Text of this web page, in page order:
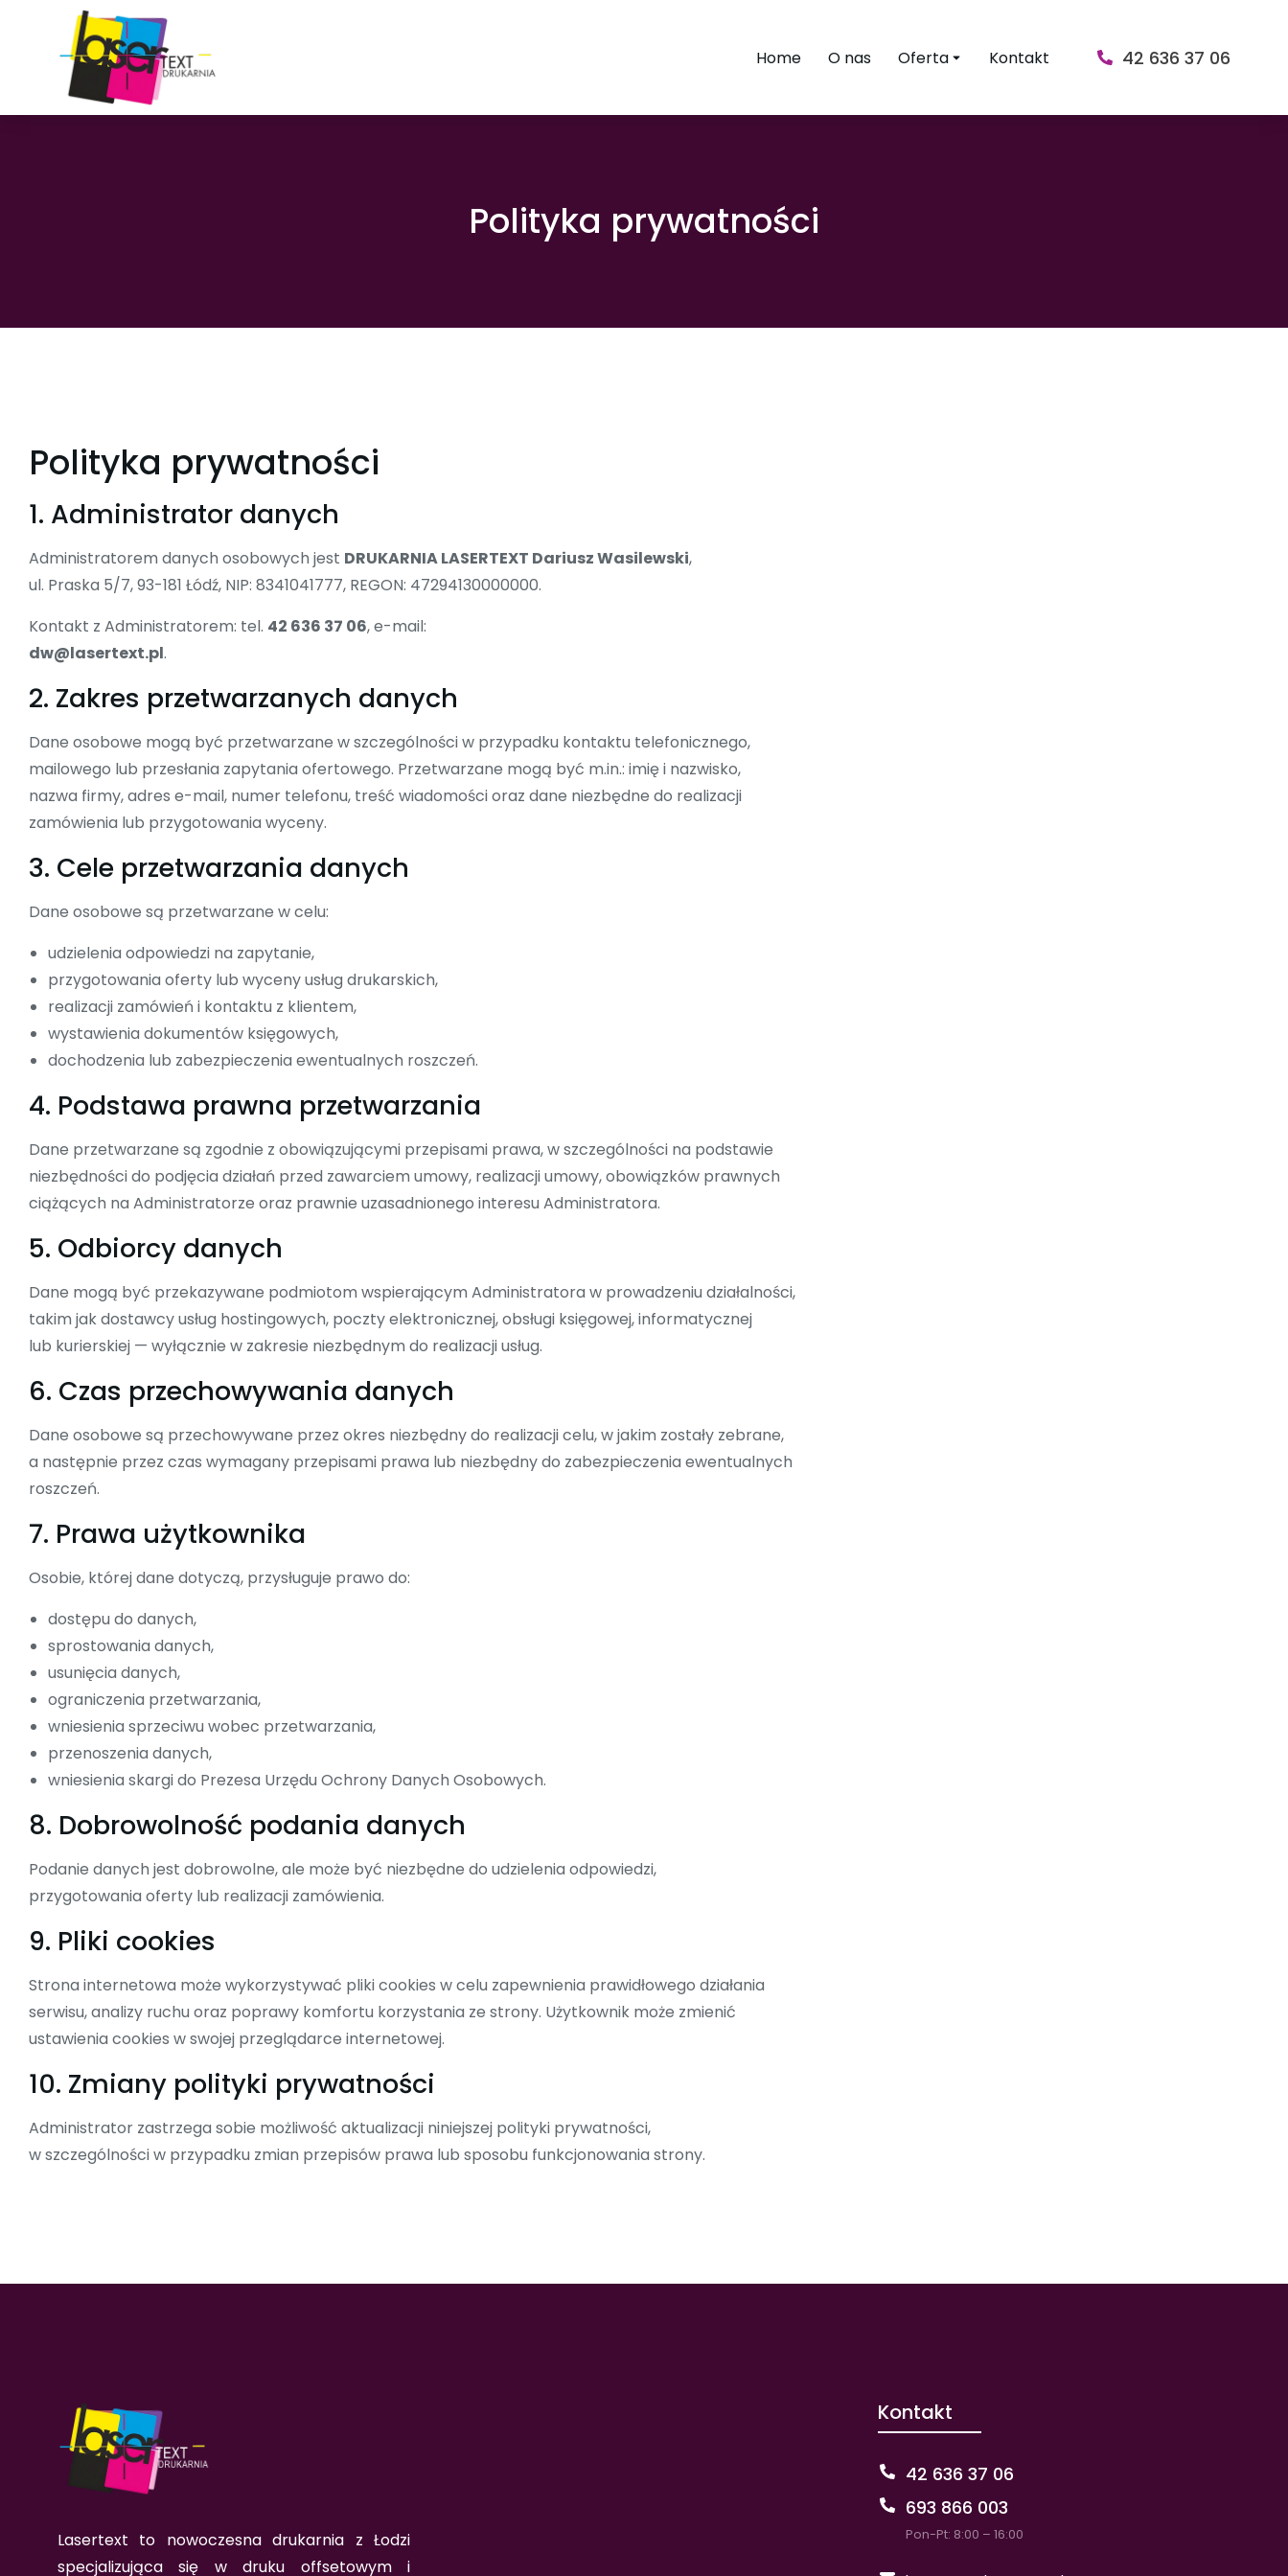
Home O nas Oferta Kontakt 42 636 37 06
Polityka prywatności
Polityka prywatności
1. Administrator danych
Administratorem danych osobowych jest DRUKARNIA LASERTEXT Dariusz Wasilewski,
ul. Praska 5/7, 93-181 Łódź, NIP: 8341041777, REGON: 47294130000000.
Kontakt z Administratorem: tel. 42 636 37 06, e-mail:
dw@lasertext.pl.
2. Zakres przetwarzanych danych
Dane osobowe mogą być przetwarzane w szczególności w przypadku kontaktu telefonicznego,
mailowego lub przesłania zapytania ofertowego. Przetwarzane mogą być m.in.: imię i nazwisko,
nazwa firmy, adres e-mail, numer telefonu, treść wiadomości oraz dane niezbędne do realizacji
zamówienia lub przygotowania wyceny.
3. Cele przetwarzania danych
Dane osobowe są przetwarzane w celu:
udzielenia odpowiedzi na zapytanie,
przygotowania oferty lub wyceny usług drukarskich,
realizacji zamówień i kontaktu z klientem,
wystawienia dokumentów księgowych,
dochodzenia lub zabezpieczenia ewentualnych roszczeń.
4. Podstawa prawna przetwarzania
Dane przetwarzane są zgodnie z obowiązującymi przepisami prawa, w szczególności na podstawie
niezbędności do podjęcia działań przed zawarciem umowy, realizacji umowy, obowiązków prawnych
ciążących na Administratorze oraz prawnie uzasadnionego interesu Administratora.
5. Odbiorcy danych
Dane mogą być przekazywane podmiotom wspierającym Administratora w prowadzeniu działalności,
takim jak dostawcy usług hostingowych, poczty elektronicznej, obsługi księgowej, informatycznej
lub kurierskiej — wyłącznie w zakresie niezbędnym do realizacji usług.
6. Czas przechowywania danych
Dane osobowe są przechowywane przez okres niezbędny do realizacji celu, w jakim zostały zebrane,
a następnie przez czas wymagany przepisami prawa lub niezbędny do zabezpieczenia ewentualnych
roszczeń.
7. Prawa użytkownika
Osobie, której dane dotyczą, przysługuje prawo do:
dostępu do danych,
sprostowania danych,
usunięcia danych,
ograniczenia przetwarzania,
wniesienia sprzeciwu wobec przetwarzania,
przenoszenia danych,
wniesienia skargi do Prezesa Urzędu Ochrony Danych Osobowych.
8. Dobrowolność podania danych
Podanie danych jest dobrowolne, ale może być niezbędne do udzielenia odpowiedzi,
przygotowania oferty lub realizacji zamówienia.
9. Pliki cookies
Strona internetowa może wykorzystywać pliki cookies w celu zapewnienia prawidłowego działania
serwisu, analizy ruchu oraz poprawy komfortu korzystania ze strony. Użytkownik może zmienić
ustawienia cookies w swojej przeglądarce internetowej.
10. Zmiany polityki prywatności
Administrator zastrzega sobie możliwość aktualizacji niniejszej polityki prywatności,
w szczególności w przypadku zmian przepisów prawa lub sposobu funkcjonowania strony.
Lasertext to nowoczesna drukarnia z Łodzi
specjalizująca się w druku offsetowym i
Kontakt
42 636 37 06
693 866 003
Pon-Pt: 8:00 – 16:00